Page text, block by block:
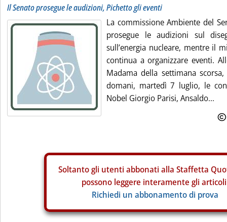
Il Senato prosegue le audizioni, Pichetto gli eventi
La commissione Ambiente del
prosegue le audizioni sul
sull’energia nucleare, mentre il
continua a organizzare eventi.
Madama della settimana
domani, martedì 7 luglio, le
Nobel Giorgio Parisi, Ansaldo...
Soltanto gli utenti abbonati alla Staffetta
possono leggere interamente gli
Richiedi un abbonamento di prova